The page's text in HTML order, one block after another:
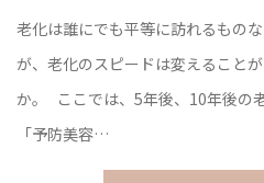
ックで頭皮洗浄して
化
老化は誰にでも平等に訪れるもの
が、老化のスピードは変えること
か。 ここでは、5年後、10年後の
「予防美容…